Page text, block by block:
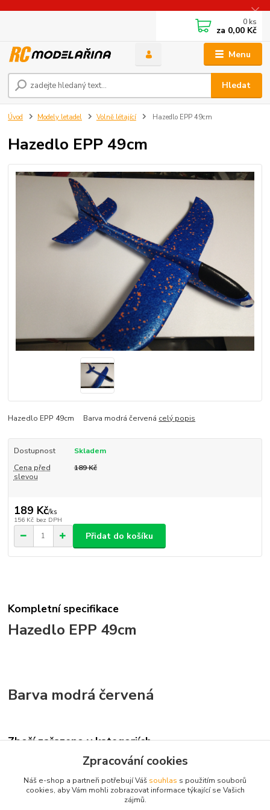
Menu
Hledat
0 ks
za 0,00 Kč
Úvod Modely letadel Volně létající Hazedlo EPP 49cm
Hazedlo EPP 49cm
Hazedlo EPP 49cm Barva modrá červená celý popis
Dostupnost
Skladem
Cena před
slevou
189 Kč
189 Kč/ks
156 Kč bez DPH
Přidat do košíku
Kompletní specifikace
Hazedlo EPP 49cm
Barva modrá červená
Zboží zařazeno v kategoriích
Házedla a gumáčky
Zpracování cookies
Náš e-shop a partneři potřebují Váš souhlas s použitím souborů
cookies, aby Vám mohli zobrazovat informace týkající se Vašich
zájmů.